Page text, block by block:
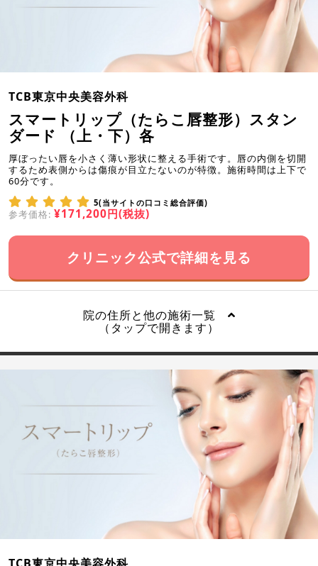
TCB東京中央美容外科
スマートリップ（たらこ唇整形）スタン
ダード （上・下）各
厚ぼったい唇を小さく薄い形状に整える手術です。唇の内側を切開
するため表側からは傷痕が目立たないのが特徴。施術時間は上下で
60分です。
5(当サイトの口コミ総合評価)
参考価格: ¥171,200円(税抜)
クリニック公式で詳細を見る
院の住所と他の施術一覧
（タップで開きます）
TCB東京中央美容外科